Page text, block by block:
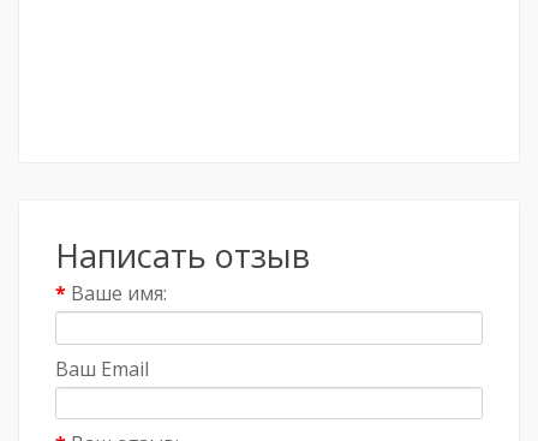
Написать отзыв
Ваше имя:
Ваш Email